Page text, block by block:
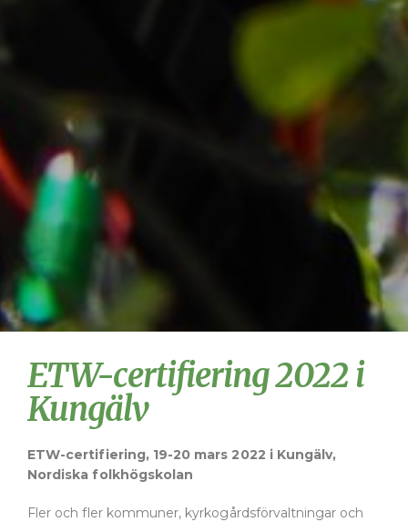
ETW-certifiering 2022 i
Kungälv
ETW-certifiering, 19-20 mars 2022 i Kungälv,
Nordiska folkhögskolan
Fler och fler kommuner, kyrkogårdsförvaltningar och